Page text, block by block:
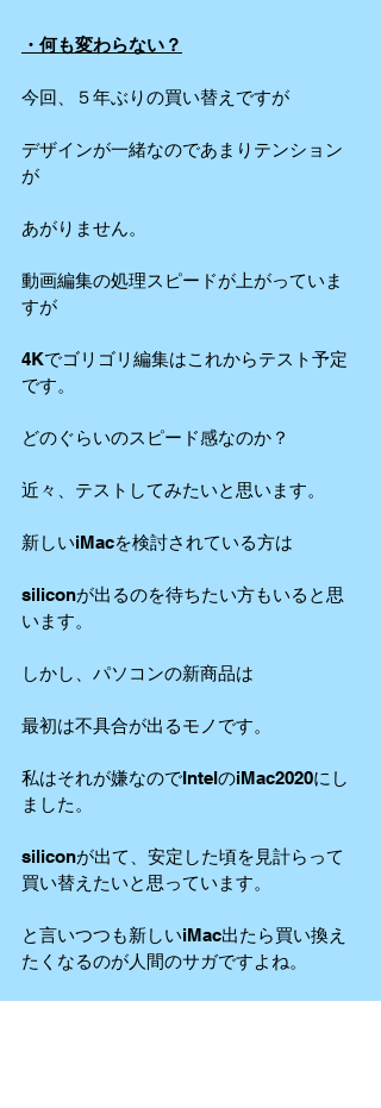
・何も変わらない？
今回、５年ぶりの買い替えですが
デザインが一緒なのであまりテンション
が
あがりません。
動画編集の処理スピードが上がっていま
すが
4Kでゴリゴリ編集はこれからテスト予定
です。
どのぐらいのスピード感なのか？
近々、テストしてみたいと思います。
新しいiMacを検討されている方は
siliconが出るのを待ちたい方もいると思
います。
しかし、パソコンの新商品は
最初は不具合が出るモノです。
私はそれが嫌なのでIntelのiMac2020にし
ました。
siliconが出て、安定した頃を見計らって
買い替えたいと思っています。
と言いつつも新しいiMac出たら買い換え
たくなるのが人間のサガですよね。